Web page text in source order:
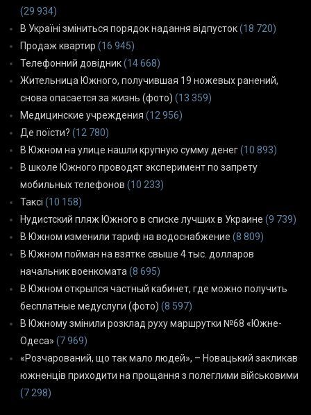
(29 934)
В Україні зміниться порядок надання відпусток(18 720)
Продаж квартир (16 945)
Телефонний довідник(14 668)
Жительница Южного, получившая 19 ножевых ранений,
снова опасается за жизнь (фото) (13 359)
Медицинские учреждения (12 956)
Де поїсти? (12 780)
В Южном на улице нашли крупную сумму денег(10 893)
В школе Южного проводят эксперимент по запрету
мобильных телефонов (10 233)
Таксі (10 158)
Нудистский пляж Южного в списке лучших в Украине (9 739)
В Южном изменили тариф на водоснабжение (8 809)
В Южном пойман на взятке свыше 4 тыс. долларов
начальник военкомата (8 695)
В Южном открылся частный кабинет, где можно получить
бесплатные медуслуги (фото) (8 597)
В Южному змінили розклад руху маршрутки №68 «Южне-
Одеса» (7 969)
«Розчарований, що так мало людей», – Новацький закликав
южненців приходити на прощання з полеглими військовими
(7 298)